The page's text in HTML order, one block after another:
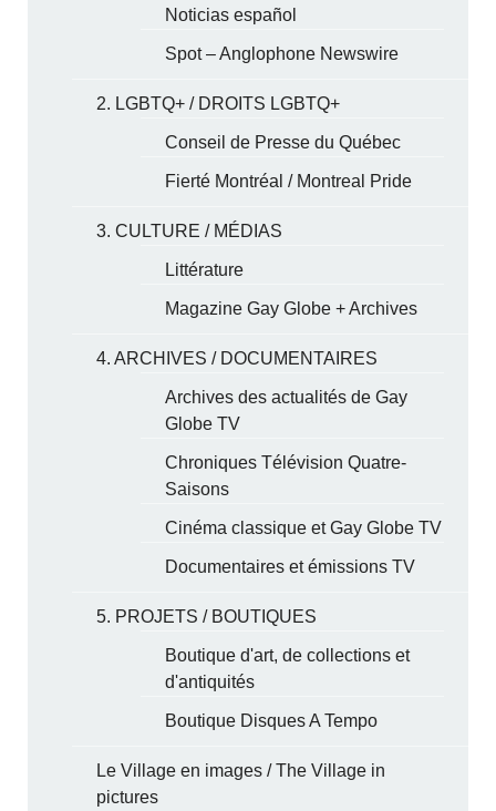
Noticias español
Spot – Anglophone Newswire
2. LGBTQ+ / DROITS LGBTQ+
Conseil de Presse du Québec
Fierté Montréal / Montreal Pride
3. CULTURE / MÉDIAS
Littérature
Magazine Gay Globe + Archives
4. ARCHIVES / DOCUMENTAIRES
Archives des actualités de Gay
Globe TV
Chroniques Télévision Quatre-
Saisons
Cinéma classique et Gay Globe TV
Documentaires et émissions TV
5. PROJETS / BOUTIQUES
Boutique d'art, de collections et
d'antiquités
Boutique Disques A Tempo
Le Village en images / The Village in
pictures